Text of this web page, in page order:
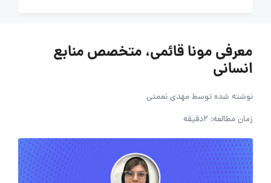
معرفی مونا قائمی، متخصص منابع
انسانی
نوشته شده توسطمهدی نعمتی
زمان مطالعه: 2دقیقه